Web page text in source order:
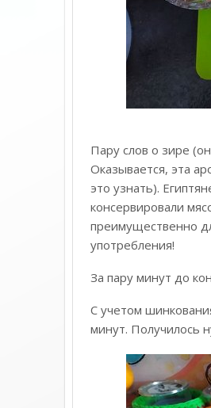
Пару слов о зире
Оказывается, эта
это узнать).
консервировали
преимущественно
употребления!
За пару минут до
С учетом
минут. Получилось